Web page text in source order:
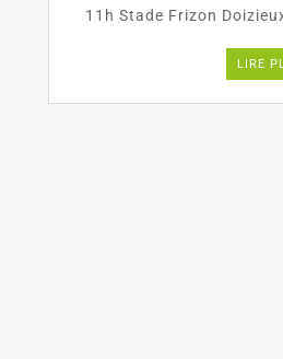
11h Stade Frizon
LIRE